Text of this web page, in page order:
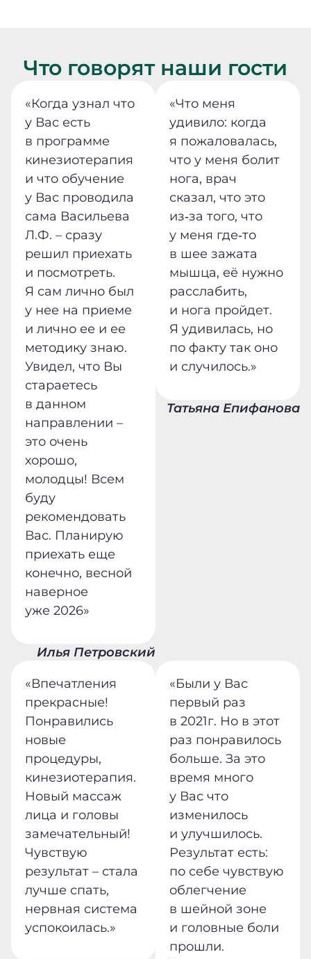
Что говорят наши гости
«Когда узнал что
у Вас есть
в программе
кинезиотерапия
и что обучение
у Вас проводила
сама Васильева
Л.Ф. – сразу
решил приехать
и посмотреть.
Я сам лично был
у нее на приеме
и лично ее и ее
методику знаю.
Увидел, что Вы
стараетесь
в данном
направлении –
это очень
хорошо,
молодцы! Всем
буду
рекомендовать
Вас. Планирую
приехать еще
конечно, весной
наверное
уже 2026»
Илья Петровский
«Что меня
удивило: когда
я пожаловалась,
что у меня болит
нога, врач
сказал, что это
из‐за того, что
у меня где‐то
в шее зажата
мышца, её нужно
расслабить,
и нога пройдет.
Я удивилась, но
по факту так оно
и случилось.»
Татьяна Епифанова
«Впечатления
прекрасные!
Понравились
новые
процедуры,
кинезиотерапия.
Новый массаж
лица и головы
замечательный!
Чувствую
результат – стала
лучше спать,
нервная система
успокоилась.»
«Были у Вас
первый раз
в 2021г. Но в этот
раз понравилось
больше. За это
время много
у Вас что
изменилось
и улучшилось.
Результат есть:
по себе чувствую
облегчение
в шейной зоне
и головные боли
прошли.